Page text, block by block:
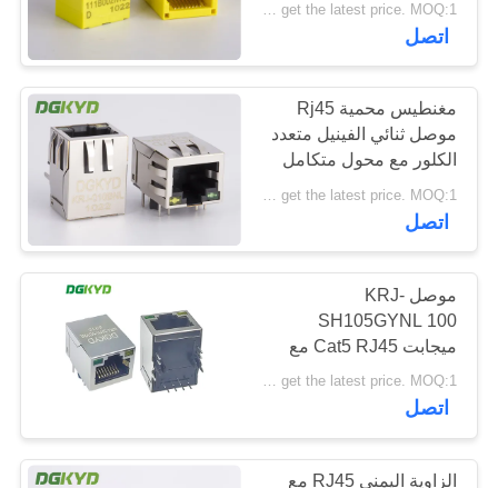
اطلب
اقتباس
خريطة
الموقع
سياسة
الخصوصية
ميناء RJ45 واحدة
CAT6 موصل RJ45
20
46
اتصل
مغنطيس محمية Rj45
موصل ثنائي الفينيل متعدد
الكلور مع محول متكامل
قابل للتخصيص
Please contact us to get the latest price. MOQ:1 قطعة
اتصل
موصل KRJ-
SH105GYNL 100
ميجابت Cat5 RJ45 مع
محول لمحول الشبكة ،
مصابيح LED
Please contact us to get the latest price. MOQ:1 قطعة
اتصل
الزاوية اليمنى RJ45 مع